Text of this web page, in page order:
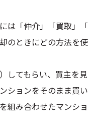
は「仲介」「買取」
のときにどの方法を
してもらい、買主を
ションをそのまま買
組み合わせたマンシ